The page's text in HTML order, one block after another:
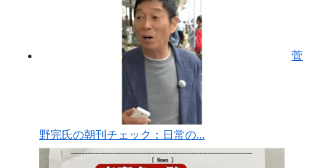
菅
野完氏の朝刊チェック：日常の...